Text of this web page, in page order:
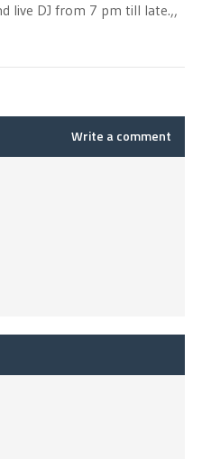
live DJ from 7 pm till late.,,
Write a comment